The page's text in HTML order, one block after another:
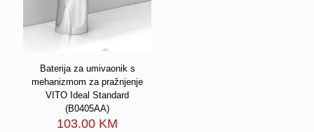
Baterija za umivaonik s
mehanizmom za pražnjenje
VITO Ideal Standard
(B0405AA)
103.00 KM